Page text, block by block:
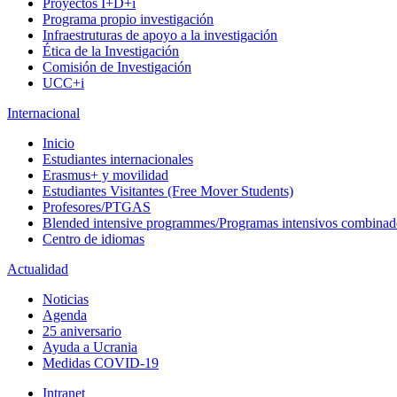
Proyectos I+D+i
Programa propio investigación
Infraestruturas de apoyo a la investigación
Ética de la Investigación
Comisión de Investigación
UCC+i
Internacional
Inicio
Estudiantes internacionales
Erasmus+ y movilidad
Estudiantes Visitantes (Free Mover Students)
Profesores/PTGAS
Blended intensive programmes/Programas intensivos
Centro de idiomas
Actualidad
Noticias
Agenda
25 aniversario
Ayuda a Ucrania
Medidas COVID-19
Intranet